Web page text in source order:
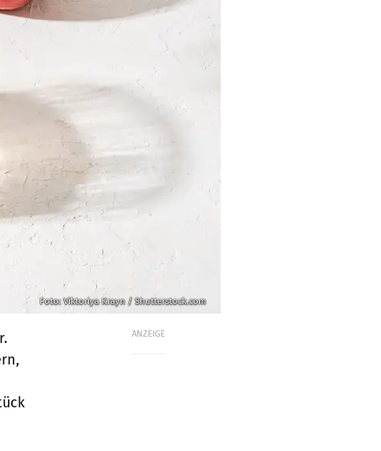
Foto: Viktoriya Krayn / Shutterstock.com
ANZEIGE